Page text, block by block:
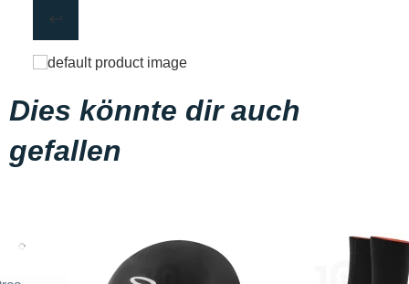
Dies könnte dir auch
gefallen